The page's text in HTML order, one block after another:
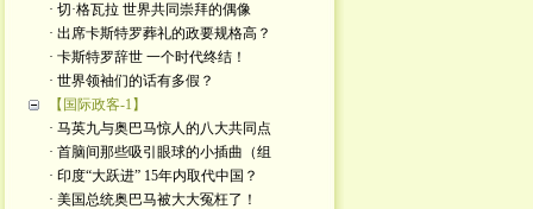
· 切·格瓦拉 世界共同崇拜的偶像
· 出席卡斯特罗葬礼的政要规格高？
· 卡斯特罗辞世 一个时代终结！
· 世界领袖们的话有多假？
【国际政客-1】
· 马英九与奥巴马惊人的八大共同点
· 首脑间那些吸引眼球的小插曲（组
· 印度“大跃进” 15年内取代中国？
· 美国总统奥巴马被大大冤枉了！